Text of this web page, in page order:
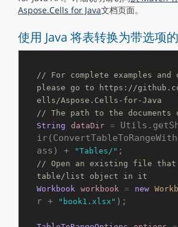
Aspose.Cells for Java文档页面。
使用 Java 将表转换为带选项
// For complete examples
please go to https://
ells/Aspose.Cells-for-Java
// The path to the documents
String
dataDir =
ass) +
"Tables/"
// Open an existing file that
table/list object in it
Workbook workbook = new
r +
"book1.xlsx" );